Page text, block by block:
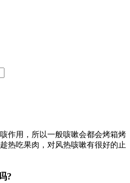
作用，所以一般咳嗽会都会烤箱烤
热吃果肉，对风热咳嗽有很好的止
?